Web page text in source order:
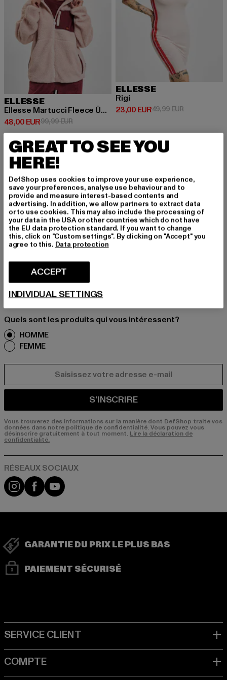
ELLESSE
Ellesse Martucci Fleece Übergangsjacken
48,00 EUR
Prix courant: 48,00 EUR
99,99 EURPrix en promotion: 99,99 EUR
ELLESSE
Rigi
23,00 EUR
Prix courant: 23,00 EUR
49,99 EURPrix en
INSCRIVEZ-VOUS P
OUR RESTER INSPIR
É!
Inscrivez-vous ici à notre newsletter et receve
z à l'avenir des informations sur les tendances
actuelles, les offres et les bons de réduction d
e DefShop par e-mail!
Quels sont les produits qui vous intéressent?
HOMME
FEMME
S'INSCRIRE
Vous trouverez des informations sur la manière dont DefShop traite vos
données dans notre politique de confidentialité. Vous pouvez vous
désinscrire gratuitement à tout moment. Lire la déclaration de
confidentialité.
Visit our Instagram page:
Visit our Facebook page:
Visit our YouTube channel:
GARANTIE DU PRIX LE PLUS BAS
PAIEMENT SÉCURISÉ
GREAT TO SEE YOU
HERE!
DefShop uses cookies to improve your use experience,
save your preferences, analyse use behaviour and to
provide and measure interest-based contents and
advertising. In addition, we allow partners to extract data
or to use cookies. This may also include the processing of
your data in the USA or other countries which do not have
the EU data protection standard. If you want to change
this, click on "Custom settings". By clicking on "Accept" you
agree to this. Data protection
ACCEPT
INDIVIDUAL SETTINGS